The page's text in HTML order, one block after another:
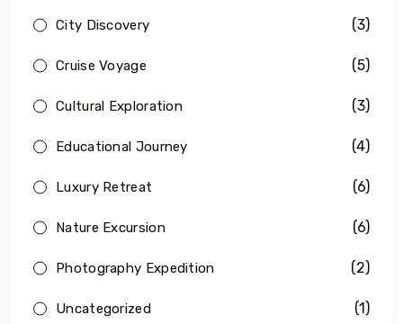
City Discovery (3)
Cruise Voyage (5)
Cultural Exploration (3)
Educational Journey (4)
Luxury Retreat (6)
Nature Excursion (6)
Photography Expedition (2)
Uncategorized (1)